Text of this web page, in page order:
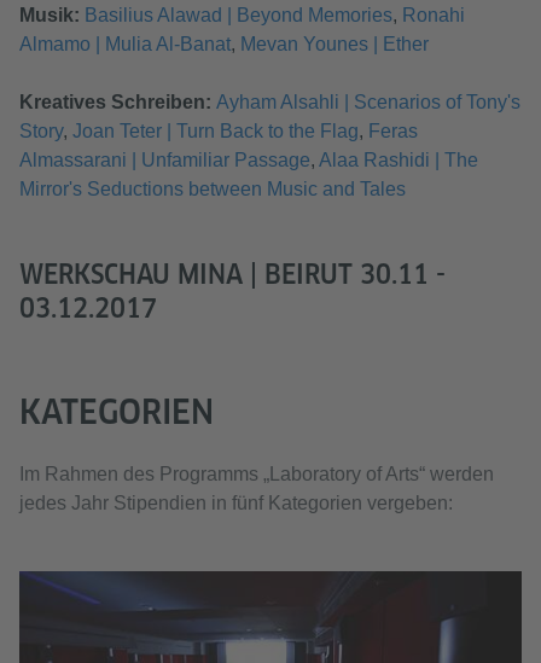
Musik: Basilius Alawad | Beyond Memories, Ronahi
Almamo | Mulia Al-Banat, Mevan Younes | Ether
Kreatives Schreiben: Ayham Alsahli | Scenarios of Tony's
Story, Joan Teter | Turn Back to the Flag, Feras
Almassarani | Unfamiliar Passage, Alaa Rashidi | The
Mirror's Seductions between Music and Tales
WERKSCHAU MINA | BEIRUT 30.11 -
03.12.2017
KATEGORIEN
Im Rahmen des Programms „Laboratory of Arts“ werden
jedes Jahr Stipendien in fünf Kategorien vergeben: